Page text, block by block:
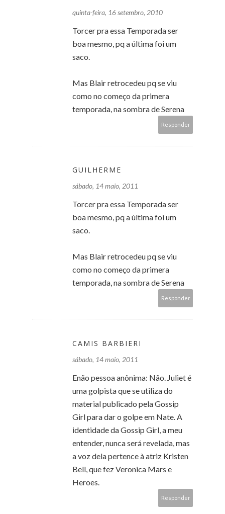
quinta-feira, 16 setembro, 2010
Torcer pra essa Temporada ser
boa mesmo, pq a última foi um
saco.
Mas Blair retrocedeu pq se viu
como no começo da primera
temporada, na sombra de Serena
Responder
GUILHERME
sábado, 14 maio, 2011
Torcer pra essa Temporada ser
boa mesmo, pq a última foi um
saco.
Mas Blair retrocedeu pq se viu
como no começo da primera
temporada, na sombra de Serena
Responder
CAMIS BARBIERI
sábado, 14 maio, 2011
Enão pessoa anônima: Não. Juliet é
uma golpista que se utiliza do
material publicado pela Gossip
Girl para dar o golpe em Nate. A
identidade da Gossip Girl, a meu
entender, nunca será revelada, mas
a voz dela pertence à atriz Kristen
Bell, que fez Veronica Mars e
Heroes.
Responder